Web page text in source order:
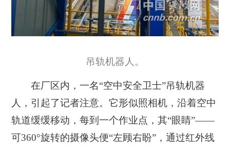
吊轨机器人。
在厂区内，一名“空中安全卫士”吊轨机器
人，引起了记者注意。它形似照相机，沿着空中
轨道缓缓移动，每到一个作业点，其“眼睛”——
可360°旋转的摄像头便“左顾右盼”，通过红外线